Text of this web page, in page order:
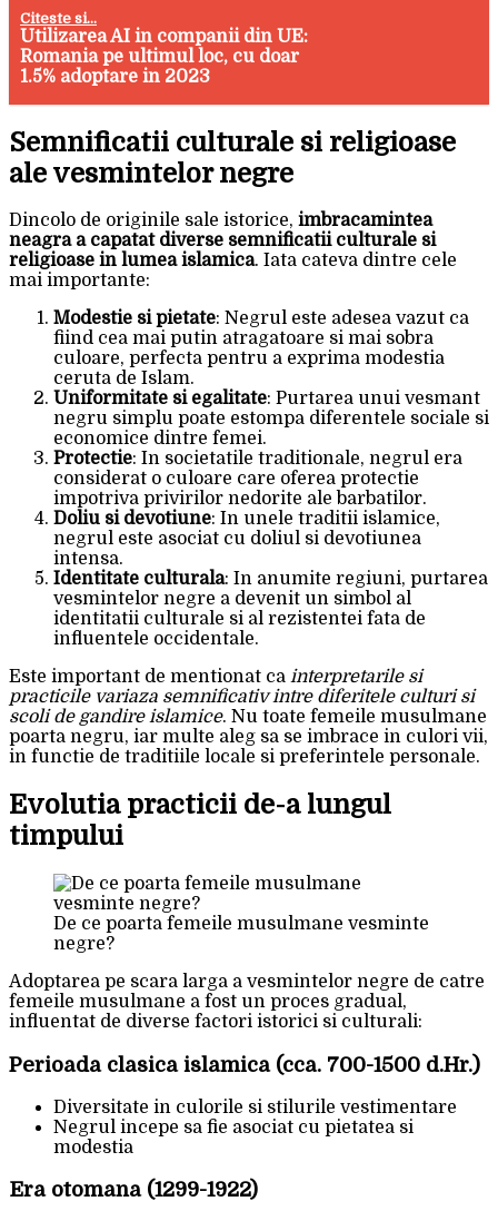
Citeste si...
Utilizarea AI in companii din UE:
Romania pe ultimul loc, cu doar
1.5% adoptare in 2023
Semnificatii culturale si religioase
ale vesmintelor negre
Dincolo de originile sale istorice, imbracamintea
neagra a capatat diverse semnificatii culturale si
religioase in lumea islamica. Iata cateva dintre cele
mai importante:
Modestie si pietate: Negrul este adesea vazut ca
fiind cea mai putin atragatoare si mai sobra
culoare, perfecta pentru a exprima modestia
ceruta de Islam.
Uniformitate si egalitate: Purtarea unui vesmant
negru simplu poate estompa diferentele sociale si
economice dintre femei.
Protectie: In societatile traditionale, negrul era
considerat o culoare care oferea protectie
impotriva privirilor nedorite ale barbatilor.
Doliu si devotiune: In unele traditii islamice,
negrul este asociat cu doliul si devotiunea
intensa.
Identitate culturala: In anumite regiuni, purtarea
vesmintelor negre a devenit un simbol al
identitatii culturale si al rezistentei fata de
influentele occidentale.
Este important de mentionat ca interpretarile si
practicile variaza semnificativ intre diferitele culturi si
scoli de gandire islamice. Nu toate femeile musulmane
poarta negru, iar multe aleg sa se imbrace in culori vii,
in functie de traditiile locale si preferintele personale.
Evolutia practicii de-a lungul
timpului
De ce poarta femeile musulmane vesminte
negre?
Adoptarea pe scara larga a vesmintelor negre de catre
femeile musulmane a fost un proces gradual,
influentat de diverse factori istorici si culturali:
Perioada clasica islamica (cca. 700-1500 d.Hr.)
Diversitate in culorile si stilurile vestimentare
Negrul incepe sa fie asociat cu pietatea si
modestia
Era otomana (1299-1922)